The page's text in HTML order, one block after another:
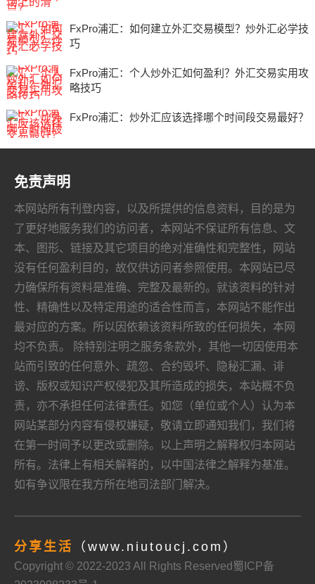
FxPro浦汇：如何建立外汇交易模型？炒外汇必学技
巧
FxPro浦汇：个人炒外汇如何盈利？外汇交易实用攻
略技巧
FxPro浦汇：炒外汇应该选择哪个时间段交易最好？
免责声明
本网站所有刊登内容，以及所提供的信息资料，目的是为
了更好地服务我们的访问者，本网站不保证所有信息、文
本、图形、链接及其它项目的绝对准确性和完整性，网站
没有任何盈利目的，故仅供访问者参照使用。本网站已尽
力确保所有资料是准确、完整及最新的。就该资料的针对
性、精确性以及特定用途的适合性而言，本网站不能作出
最对应的方案。所以因依赖该资料所致的任何损失，本网
均不负责。 除特别注明之服务条款外，其他一切因使用本
站而引致的任何意外、疏忽、合约毁坏、隐秘汇漏、诽
谤、版权或知识产权侵犯及其所造成的损失，本站概不负
责，亦不承担任何法律责任。如您（单位或个人）认为本
网站某部分内容有侵权嫌疑，敬请立即通知我们，我们将
在第一时间予以更改或删除。以上声明之解释权归本网站
所有。法律上有相关解释的，以中国法律之解释为基准。
如有争议限在我方所在地司法部门解决。
分享生活 （www.niutoucj.com）
Copyright © 2022-2023 All Rights Reserved 蜀ICP备